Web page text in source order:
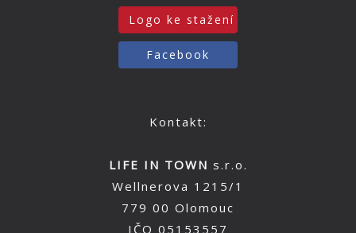
Logo ke stažení
Facebook
Kontakt:
LIFE IN TOWN s.r.o.
Wellnerova 1215/1
779 00 Olomouc
IČO 05153557